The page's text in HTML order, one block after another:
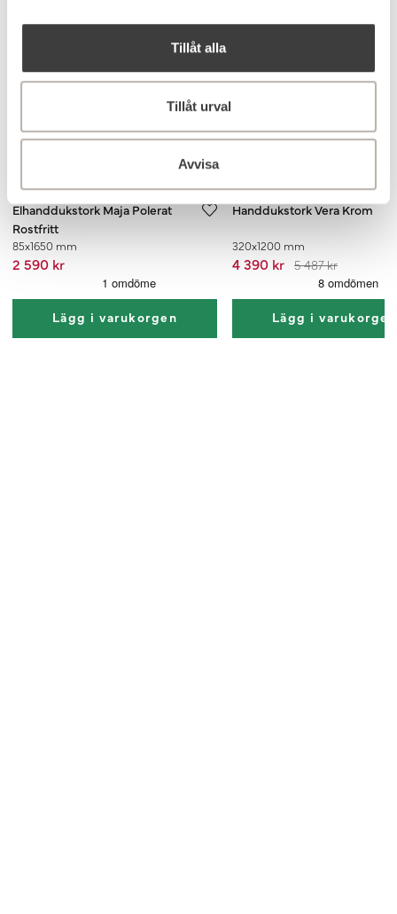
Tillåt alla
Tillåt urval
Avvisa
Köp 2, få 20%
Elhanddukstork Maja Polerat
Rostfritt
85x1650 mm
2 590 kr
Lägg i varukorgen
Handdukstork Vera Krom
320x1200 mm
4 390 kr 5 487 kr
Lägg i varukorgen